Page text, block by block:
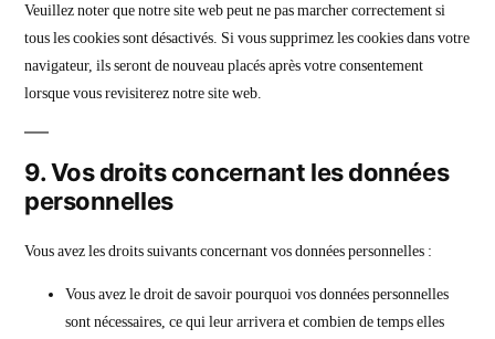
Veuillez noter que notre site web peut ne pas marcher correctement si
tous les cookies sont désactivés. Si vous supprimez les cookies dans votre
navigateur, ils seront de nouveau placés après votre consentement
lorsque vous revisiterez notre site web.
9. Vos droits concernant les données
personnelles
Vous avez les droits suivants concernant vos données personnelles :
Vous avez le droit de savoir pourquoi vos données personnelles
sont nécessaires, ce qui leur arrivera et combien de temps elles